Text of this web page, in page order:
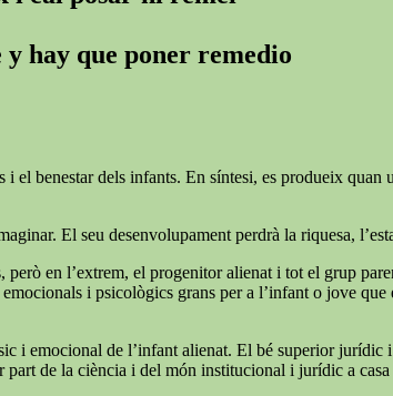
hay que poner remedio
i el benestar dels infants. En síntesi, es produeix
El seu desenvolupament perdrà la riquesa,
però en l’extrem, el progenitor alienat i tot el grup
i psicològics grans per a l’infant o jove
i emocional de l’infant alienat. El bé superior
part de la ciència i del món institucional i jurídic a casa